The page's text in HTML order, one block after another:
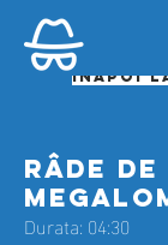
Înapoi
RâDE DE
Durata: 04:30